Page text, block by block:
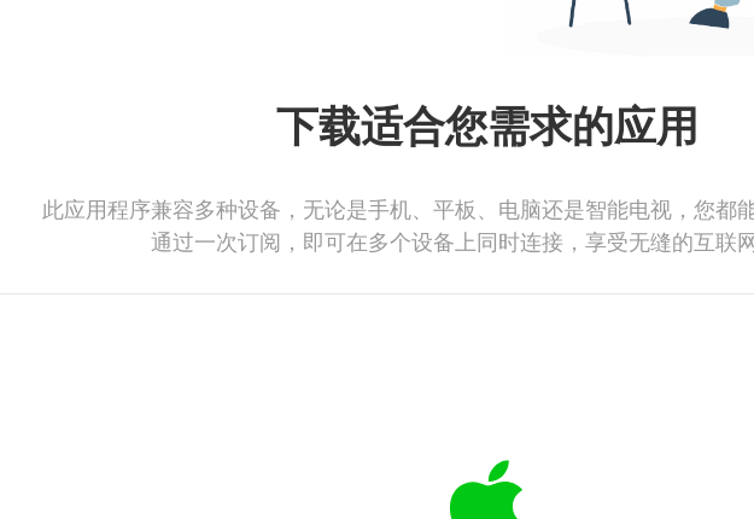
下载适合您需求的应用
此应用程序兼容多种设备，无论是手机、平板、电脑还是智能电视，您都
通过一次订阅，即可在多个设备上同时连接，享受无缝的互联网